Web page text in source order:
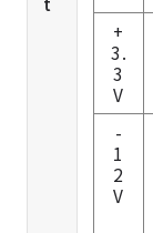
+
3.
3
V
-
1
2
V